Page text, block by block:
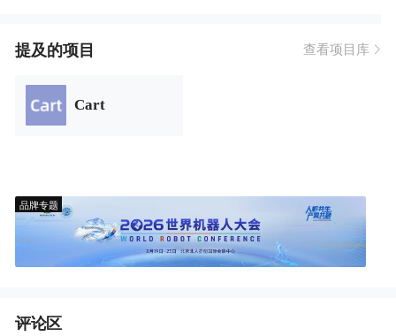
提及的项目 查看项目库
Cart
品牌专题
评论区